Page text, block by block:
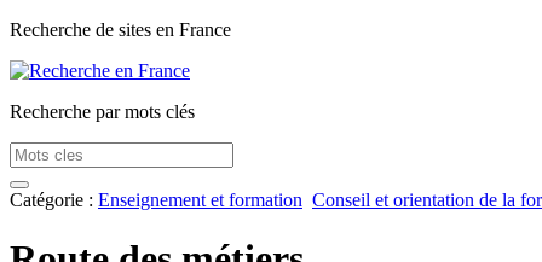
Recherche de sites en France
Recherche par mots clés
Catégorie : Enseignement et formation Conseil et orientation de la